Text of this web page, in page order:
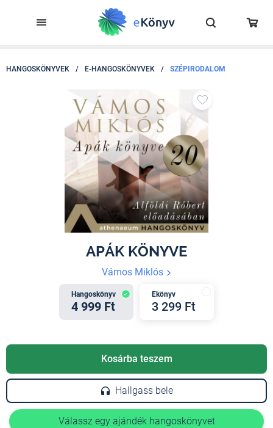
HANGOSKÖNYVEK / E-HANGOSKÖNYVEK / SZÉPIRODALOM
APÁK KÖNYVE
Vámos Miklós
Hangoskönyv
4 999 Ft
Ekönyv
3 299 Ft
Kosárba teszem
Hallgass bele
Válassz egy ajándék hangoskönyvet